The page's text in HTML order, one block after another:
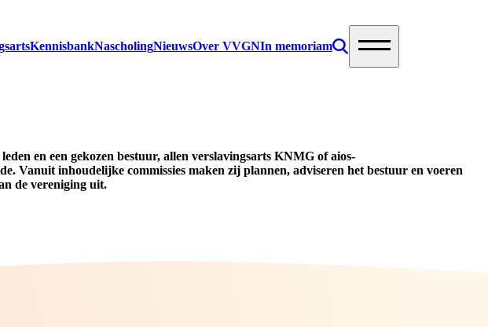
KennisbankNascholingNieuwsOver VVGNIn memoriam
en een gekozen bestuur, allen verslavingsarts KNMG of aios-
Vanuit inhoudelijke commissies maken zij plannen, adviseren het bestuur en voeren
de vereniging uit.